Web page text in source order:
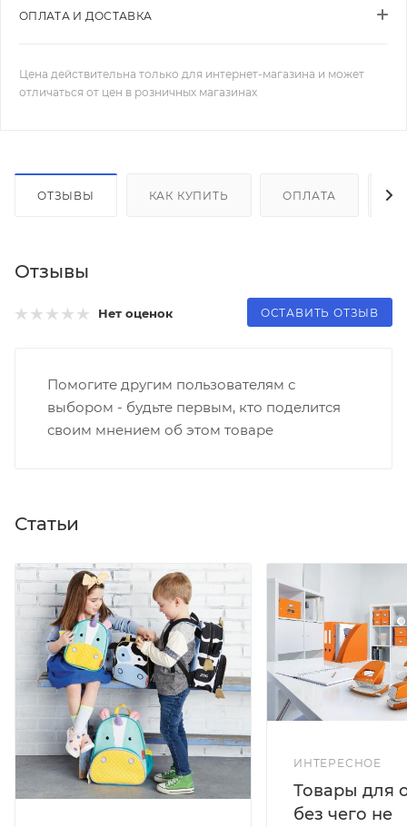
ОПЛАТА И ДОСТАВКА
Цена действительна только для интернет-магазина и может
отличаться от цен в розничных магазинах
ОТЗЫВЫ КАК КУПИТЬ ОПЛАТА
Отзывы
Нет оценок ОСТАВИТЬ ОТЗЫВ
Помогите другим пользователям с
выбором - будьте первым, кто поделится
своим мнением об этом товаре
Статьи
ИНТЕРЕСНОЕ
Товары для
без чего не